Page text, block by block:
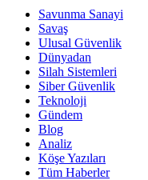
Savunma Sanayi
Savaş
Ulusal Güvenlik
Dünyadan
Silah Sistemleri
Siber Güvenlik
Teknoloji
Gündem
Blog
Analiz
Köşe Yazıları
Tüm Haberler